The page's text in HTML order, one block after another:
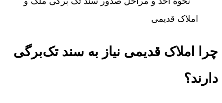
چرا املاک قدیمی نیاز به سند تک‌برگی
دارند؟